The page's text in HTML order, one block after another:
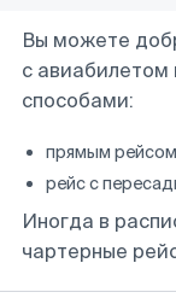
Вы можете
с авиабилетом
способами:
прямым рейсом
рейс с
Иногда в
чартерные